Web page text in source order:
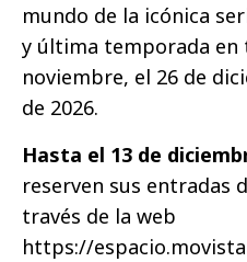
mundo de la icónica
y última temporada en
noviembre, el 26 de
de 2026.
Hasta el 13 de
reserven sus entradas
través de la web
https://